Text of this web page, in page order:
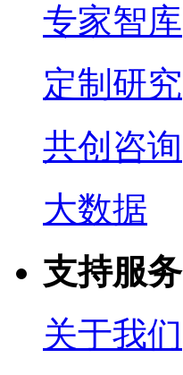
专家智库
定制研究
共创咨询
大数据
支持服务
关于我们